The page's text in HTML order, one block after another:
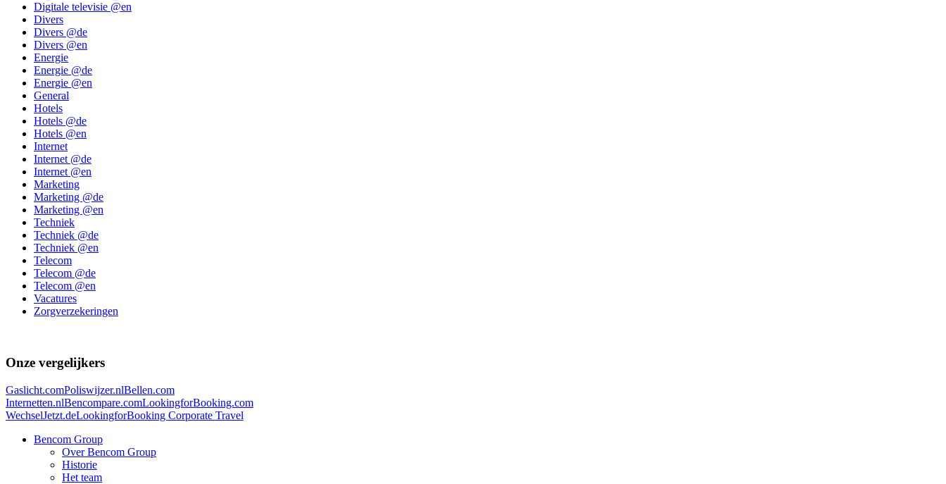
Digitale televisie @en
Divers
Divers @de
Divers @en
Energie
Energie @de
Energie @en
General
Hotels
Hotels @de
Hotels @en
Internet
Internet @de
Internet @en
Marketing
Marketing @de
Marketing @en
Techniek
Techniek @de
Techniek @en
Telecom
Telecom @de
Telecom @en
Vacatures
Zorgverzekeringen
Onze vergelijkers
Gaslicht.comPoliswijzer.nlBellen.com
Internetten.nlBencompare.comLookingforBooking.com
WechselJetzt.deLookingforBooking Corporate Travel
Bencom Group
Over Bencom Group
Historie
Het team